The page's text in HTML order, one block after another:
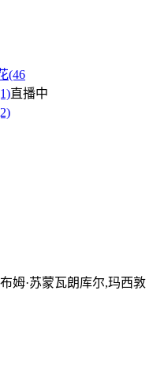
(46
直播中
姆·苏蒙瓦朗库尔,玛西敦